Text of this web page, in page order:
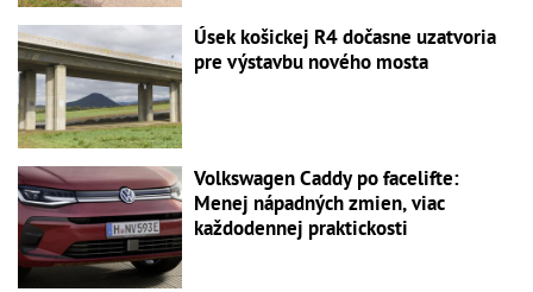
Úsek košickej R4 dočasne uzatvoria
pre výstavbu nového mosta
Volkswagen Caddy po facelifte:
Menej nápadných zmien, viac
každodennej praktickosti